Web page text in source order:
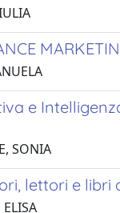
e
SONIA
lettori e